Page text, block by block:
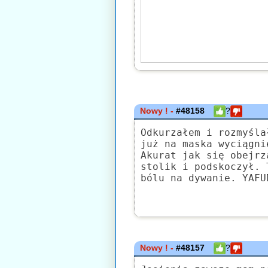
Nowy ! -#48158 ?
Odkurzałem i
już na maska
Akurat jak się
stolik i podskoczył.
bólu na dywanie.
Nowy ! -#48157 ?